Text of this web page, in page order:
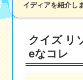
かな
iOSアプリ検索
イディアを紹介し
クイズ リ
eなコレ